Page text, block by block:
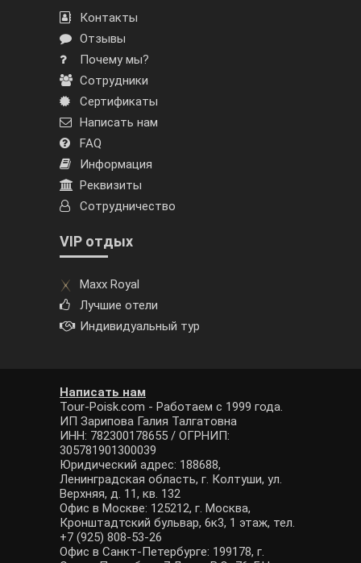
Контакты
Отзывы
Почему мы?
Сотрудники
Сертификаты
Написать нам
FAQ
Информация
Реквизиты
Сотрудничество
VIP отдых
Maxx Royal
Лучшие отели
Индивидуальный тур
Написать нам
Tour-Poisk.com - Работаем с 1999 года.
ИП Зарипова Галия Талгатовна
ИНН: 782300178655 / ОГРНИП:
305781901300039
Юридический адрес: 188688,
Ленинградская область, г. Колтуши, ул.
Верхняя, д. 11, кв. 132
Офис в Москве: 125212, г. Москва,
Кронштадтский бульвар, 6к3, 1 этаж, тел.
+7 (925) 808-53-26
Офис в Санкт-Петербурге: 199178, г.